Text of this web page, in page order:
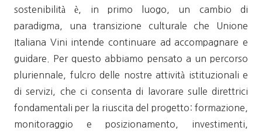
sostenibilità è, in primo luogo, un cambio di
paradigma, una transizione culturale che Unione
Italiana Vini intende continuare ad accompagnare e
guidare. Per questo abbiamo pensato a un percorso
pluriennale, fulcro delle nostre attività istituzionali e
di servizi, che ci consenta di lavorare sulle direttrici
fondamentali per la riuscita del progetto: formazione,
monitoraggio e posizionamento, investimenti,